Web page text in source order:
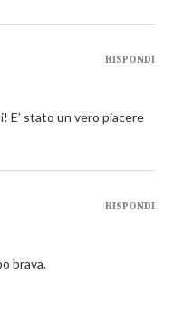
E’ stato un vero piacere
RISPONDI
brava.
RISPONDI